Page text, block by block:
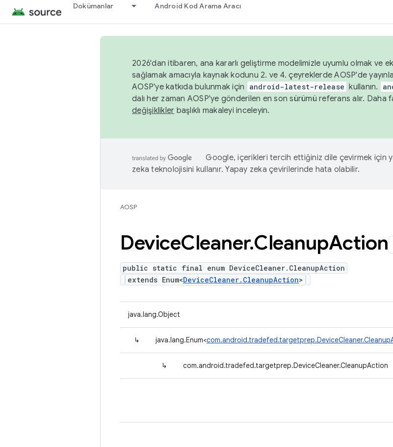
Dokümanlar Android Kod Arama Aracı
2026'dan itibaren, ana kararlı geliştirme modelimizle uyumlu olmak ve
sağlamak amacıyla kaynak kodunu 2. ve 4. çeyreklerde AOSP'de
AOSP'ye katkıda bulunmak için
android-latest-release kullanın.
dalı her zaman AOSP'ye gönderilen en son sürümü referans alır. Daha
değişiklikler başlıklı makaleyi inceleyin.
Google, içerikleri tercih ettiğiniz dile çevirmek için
zeka teknolojisini kullanır. Yapay zeka çevirilerinde hata olabilir.
AOSP
DeviceCleaner.CleanupAction
public static final enum DeviceCleaner.CleanupAction
extends Enum<DeviceCleaner.CleanupAction>
java.lang.Object
↳ java.lang.Enum<
↳ com.android.tradefed.targetprep.DeviceCleaner.CleanupAction